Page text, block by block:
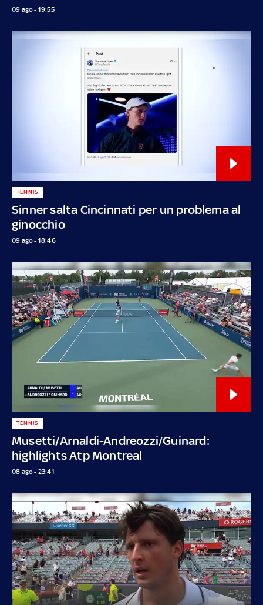
09 ago - 19:55
Sinner salta Cincinnati per un problema al
ginocchio
TENNIS
09 ago - 18:46
Musetti/Arnaldi-Andreozzi/Guinard:
highlights Atp Montreal
TENNIS
08 ago - 23:41